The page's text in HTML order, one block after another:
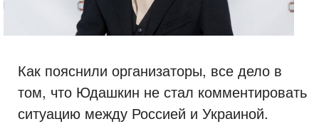
Как пояснили организаторы, все дело в
том, что Юдашкин не стал комментировать
ситуацию между Россией и Украиной.